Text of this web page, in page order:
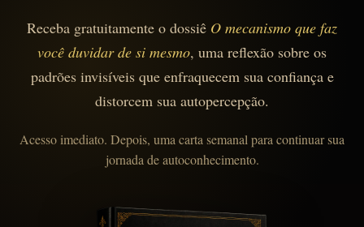
Receba gratuitamente o dossiê O mecanismo que faz
você duvidar de si mesmo, uma reflexão sobre os
padrões invisíveis que enfraquecem sua confiança e
distorcem sua autopercepção.
Acesso imediato. Depois, uma carta semanal para continuar sua
jornada de autoconhecimento.